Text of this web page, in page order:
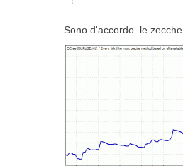
Sono d'accordo. le